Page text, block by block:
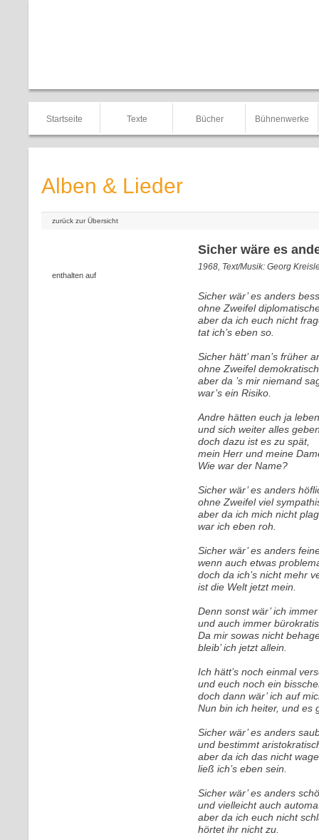
Startseite Texte Bücher Bühnenwerke
Alben & Lieder
zurück zur Übersicht
enthalten auf
Sicher wäre es
1968, Text/Musik: Georg
Sicher wär’ es anders
ohne Zweifel
aber da ich euch nicht
tat ich’s eben so.
Sicher hätt’ man’s früher
ohne Zweifel
aber da ’s mir niemand
war’s ein Risiko.
Andre hätten euch ja
und sich weiter alles
doch dazu ist es zu spät,
mein Herr und meine
Wie war der Name?
Sicher wär’ es anders
ohne Zweifel viel
aber da ich mich nicht
war ich eben roh.
Sicher wär’ es anders
wenn auch etwas
doch da ich’s nicht mehr
ist die Welt jetzt mein.
Denn sonst wär’ ich
und auch immer
Da mir sowas nicht
bleib’ ich jetzt allein.
Ich hätt’s noch einmal
und euch noch ein
doch dann wär’ ich auf
Nun bin ich heiter, und es
Sicher wär’ es anders
und bestimmt
aber da ich das nicht
ließ ich’s eben sein.
Sicher wär’ es anders
und vielleicht auch
aber da ich euch nicht
hörtet ihr nicht zu.